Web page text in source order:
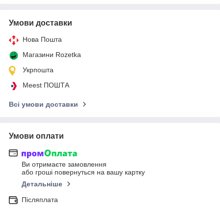
Умови доставки
Нова Пошта
Магазини Rozetka
Укрпошта
Meest ПОШТА
Всі умови доставки
Умови оплати
Ви отримаєте замовлення
або гроші повернуться на вашу картку
Детальніше
Післяплата